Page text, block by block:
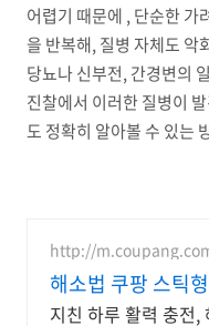
어렵기 때문에 , 단순한 가
을 반복해, 질병 자체도 악
당뇨나 신부전, 간경변의
진찰에서 이러한 질병이
도 정확히 알아볼 수 있는
http://
해소법 쿠팡 스틱
지친 하루 활력 충전,